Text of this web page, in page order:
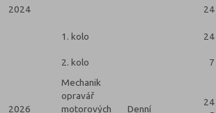
2024 24
1. kolo
24
2. kolo 7
2026
Mechanik
opravář
motorových
Denní
24